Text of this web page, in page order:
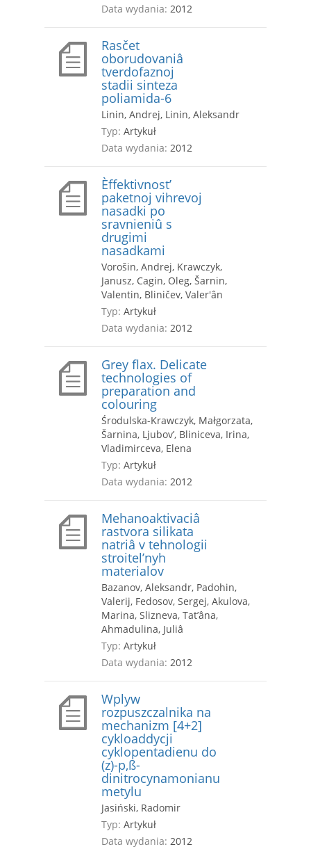
Data wydania: 2012
Rasčet
oborudovaniâ
tverdofaznoj
stadii sinteza
poliamida-6
Linin, Andrej, Linin, Aleksandr
Typ: Artykuł
Data wydania: 2012
Èffektivnost’
paketnoj vihrevoj
nasadki po
sravnieniû s
drugimi
nasadkami
Vorošin, Andrej, Krawczyk,
Janusz, Cagin, Oleg, Šarnin,
Valentin, Bliničev, Valer'ân
Typ: Artykuł
Data wydania: 2012
Grey flax. Delicate
technologies of
preparation and
colouring
Środulska-Krawczyk, Małgorzata,
Šarnina, Ljubov’, Bliniceva, Irina,
Vladimirceva, Elena
Typ: Artykuł
Data wydania: 2012
Mehanoaktivaciâ
rastvora silikata
natriâ v tehnologii
stroitel’nyh
materialov
Bazanov, Aleksandr, Padohin,
Valerij, Fedosov, Sergej, Akulova,
Marina, Slizneva, Tat’âna,
Ahmadulina, Juliâ
Typ: Artykuł
Data wydania: 2012
Wplyw
rozpuszczalnika na
mechanizm [4+2]
cykloaddycji
cyklopentadienu do
(z)-p,ß-
dinitrocynamonianu
metylu
Jasiński, Radomir
Typ: Artykuł
Data wydania: 2012